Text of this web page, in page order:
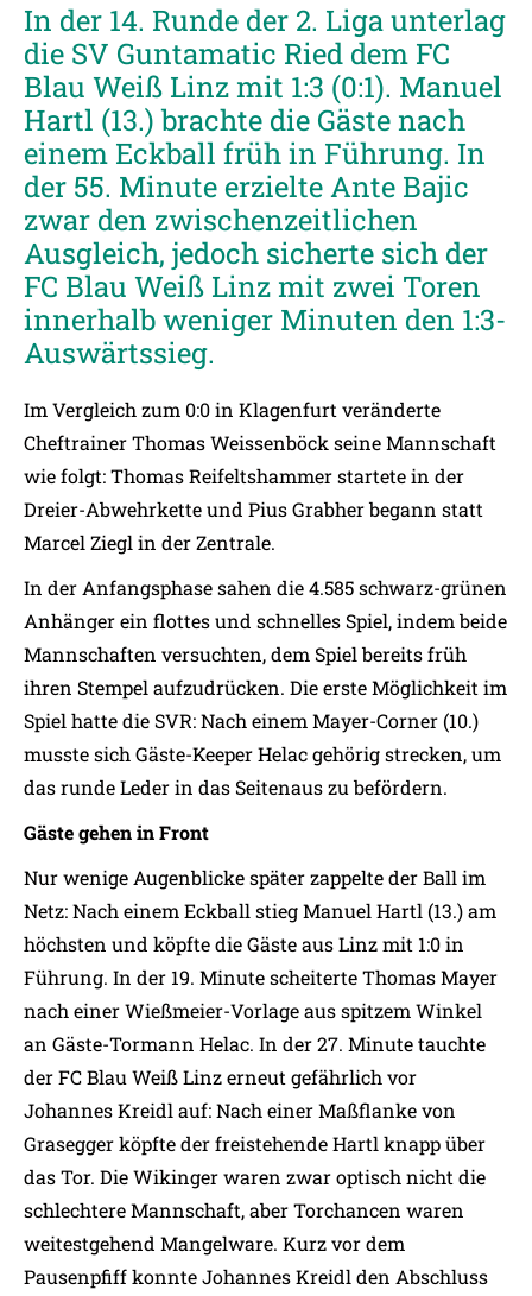
In der 14. Runde der 2. Liga unterlag
die SV Guntamatic Ried dem FC
Blau Weiß Linz mit 1:3 (0:1). Manuel
Hartl (13.) brachte die Gäste nach
einem Eckball früh in Führung. In
der 55. Minute erzielte Ante Bajic
zwar den zwischenzeitlichen
Ausgleich, jedoch sicherte sich der
FC Blau Weiß Linz mit zwei Toren
innerhalb weniger Minuten den 1:3-
Auswärtssieg.
Im Vergleich zum 0:0 in Klagenfurt veränderte
Cheftrainer Thomas Weissenböck seine Mannschaft
wie folgt: Thomas Reifeltshammer startete in der
Dreier-Abwehrkette und Pius Grabher begann statt
Marcel Ziegl in der Zentrale.
In der Anfangsphase sahen die 4.585 schwarz-grünen
Anhänger ein flottes und schnelles Spiel, indem beide
Mannschaften versuchten, dem Spiel bereits früh
ihren Stempel aufzudrücken. Die erste Möglichkeit im
Spiel hatte die SVR: Nach einem Mayer-Corner (10.)
musste sich Gäste-Keeper Helac gehörig strecken, um
das runde Leder in das Seitenaus zu befördern.
Gäste gehen in Front
Nur wenige Augenblicke später zappelte der Ball im
Netz: Nach einem Eckball stieg Manuel Hartl (13.) am
höchsten und köpfte die Gäste aus Linz mit 1:0 in
Führung. In der 19. Minute scheiterte Thomas Mayer
nach einer Wießmeier-Vorlage aus spitzem Winkel
an Gäste-Tormann Helac. In der 27. Minute tauchte
der FC Blau Weiß Linz erneut gefährlich vor
Johannes Kreidl auf: Nach einer Maßflanke von
Grasegger köpfte der freistehende Hartl knapp über
das Tor. Die Wikinger waren zwar optisch nicht die
schlechtere Mannschaft, aber Torchancen waren
weitestgehend Mangelware. Kurz vor dem
Pausenpfiff konnte Johannes Kreidl den Abschluss